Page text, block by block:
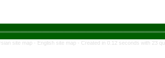
site map - English site map - Created in 0.12 seconds with 23